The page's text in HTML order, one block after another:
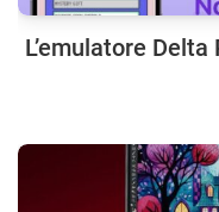
L’emulatore